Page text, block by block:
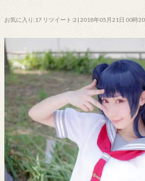
お気に入り:17 リツイート:2 | 2018年05月21日 00時